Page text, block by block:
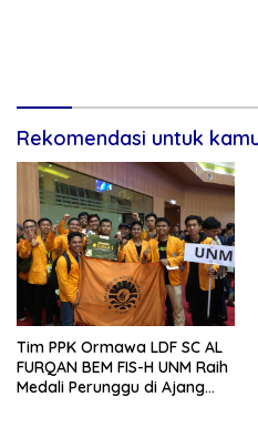
Rekomendasi untuk
Tim PPK Ormawa LDF SC AL
FURQAN BEM FIS-H UNM Raih
Medali Perunggu di Ajang